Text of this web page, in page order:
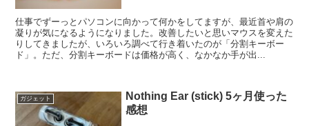
仕事でずーっとパソコンに向かって何かをしてますが、最近首や肩の
凝りが気になるようになりました。改善したいと思いマウスを変えた
りしてきましたが、いろいろ調べて行き着いたのが「分割キーボー
ド」。ただ、分割キーボードは価格が高く、なかなか手が出...
ガジェット
Nothing Ear (stick) 5ヶ月使った
感想